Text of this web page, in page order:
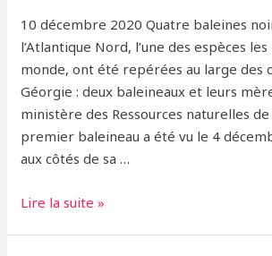
10 décembre 2020 Quatre baleines
l’Atlantique Nord, l’une des espèces
monde, ont été repérées au large des
Géorgie : deux baleineaux et leurs
ministère des Ressources naturelles de
premier baleineau a été vu le 4
aux côtés de sa …
Baleines
Lire la suite »